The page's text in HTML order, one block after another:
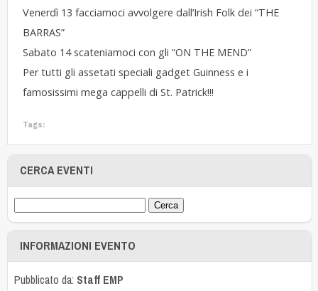
Venerdì 13 facciamoci avvolgere dall’Irish Folk dei “THE
BARRAS”
Sabato 14 scateniamoci con gli “ON THE MEND”
Per tutti gli assetati speciali gadget Guinness e i
famosissimi mega cappelli di St. Patrick!!!
Tags:
CERCA EVENTI
INFORMAZIONI EVENTO
Pubblicato da: Staff EMP